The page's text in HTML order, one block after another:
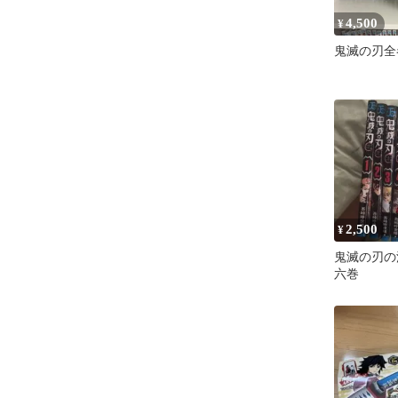
¥4,500
鬼滅の刃
¥2,500
鬼滅の刃
六巻